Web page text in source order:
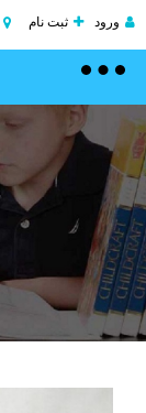
ورود ثبت نام
Toggle